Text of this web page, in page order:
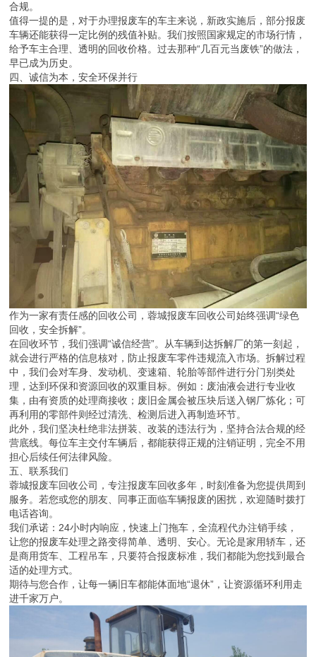
合规。
值得一提的是，对于办理报废车的车主来说，新政实施后，部分报废
车辆还能获得一定比例的残值补贴。我们按照国家规定的市场行情，
给予车主合理、透明的回收价格。过去那种“几百元当废铁”的做法，
早已成为历史。
四、诚信为本，安全环保并行
作为一家有责任感的回收公司，蓉城报废车回收公司始终强调“绿色
回收，安全拆解”。
在回收环节，我们强调“诚信经营”。从车辆到达拆解厂的第一刻起，
就会进行严格的信息核对，防止报废车零件违规流入市场。拆解过程
中，我们会对车身、发动机、变速箱、轮胎等部件进行分门别类处
理，达到环保和资源回收的双重目标。例如：废油液会进行专业收
集，由有资质的处理商接收；废旧金属会被压块后送入钢厂炼化；可
再利用的零部件则经过清洗、检测后进入再制造环节。
此外，我们坚决杜绝非法拼装、改装的违法行为，坚持合法合规的经
营底线。每位车主交付车辆后，都能获得正规的注销证明，完全不用
担心后续任何法律风险。
五、联系我们
蓉城报废车回收公司，专注报废车回收多年，时刻准备为您提供周到
服务。若您或您的朋友、同事正面临车辆报废的困扰，欢迎随时拨打
电话咨询。
我们承诺：24小时内响应，快速上门拖车，全流程代办注销手续，
让您的报废车处理之路变得简单、透明、安心。无论是家用轿车，还
是商用货车、工程吊车，只要符合报废标准，我们都能为您找到最合
适的处理方式。
期待与您合作，让每一辆旧车都能体面地“退休”，让资源循环利用走
进千家万户。